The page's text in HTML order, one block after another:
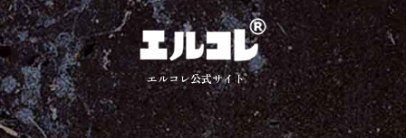
エルコレ公式サイト